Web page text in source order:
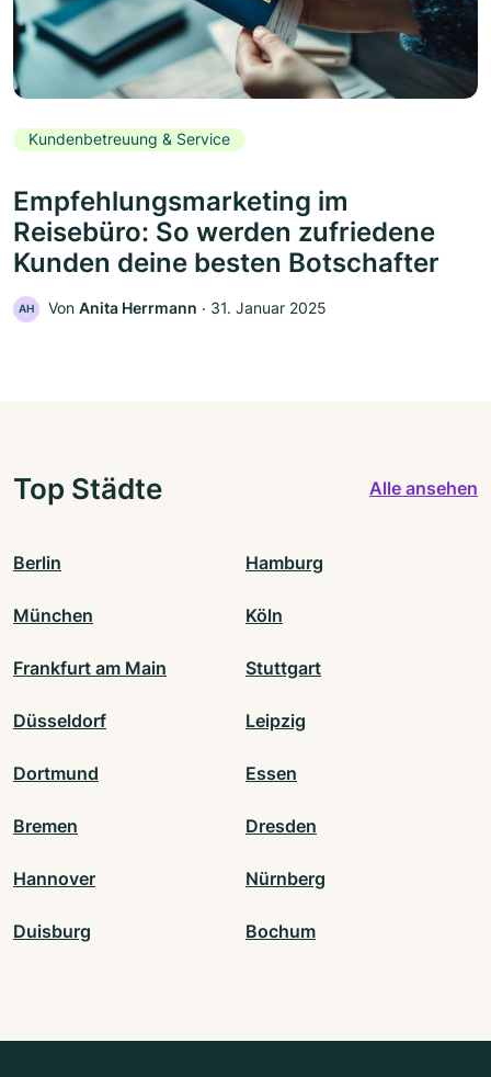
Kundenbetreuung & Service
Empfehlungsmarketing im
Reisebüro: So werden zufriedene
Kunden deine besten Botschafter
AH Von Anita Herrmann ‧ 31. Januar 2025
Top Städte Alle ansehen
Berlin Hamburg
München Köln
Frankfurt am Main Stuttgart
Düsseldorf Leipzig
Dortmund Essen
Bremen Dresden
Hannover Nürnberg
Duisburg Bochum